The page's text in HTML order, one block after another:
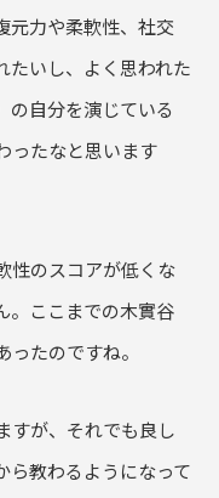
元力や柔軟性、社交
たいし、よく思われた
の自分を演じている
ったなと思います
性のスコアが低くな
。ここまでの木實谷
たのですね。
すが、それでも良し
ら教わるようになって